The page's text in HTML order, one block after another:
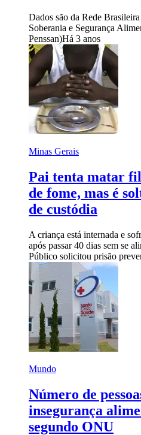
Dados são da Rede
Soberania e Segurança
Penssan)Há 3 anos
Minas Gerais
Pai tenta matar
de fome, mas é
de custódia
A criança está internada e
após passar 40 dias sem se
Público solicitou prisão
Mundo
Número de
insegurança
segundo ONU